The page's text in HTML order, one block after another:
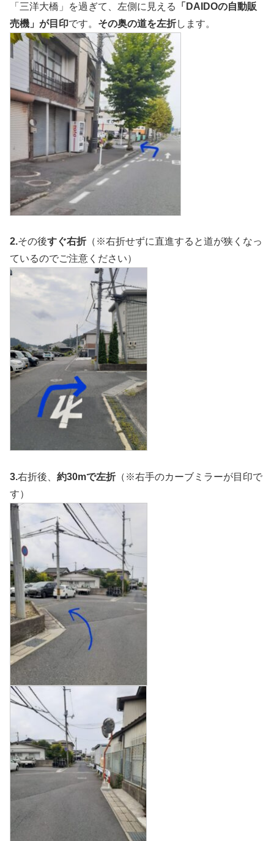
「三洋大橋」を過ぎて、左側に見える
「DAIDOの自動販
売機」が目印です。 その奥の道を左折します。
2.その後すぐ右折 （※右折せずに直進すると道が狭くなっ
ているのでご注意ください）
3.右折後、 約30mで左折 （※右手のカーブミラーが目印で
す）